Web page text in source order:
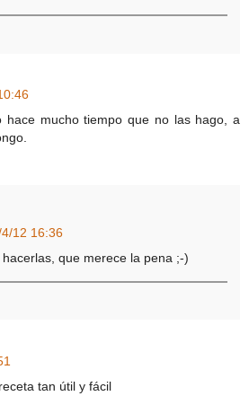
hace mucho tiempo que no las hago, a
4/12 16:36
que merece la pena ;-)
tan útil y fácil